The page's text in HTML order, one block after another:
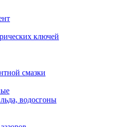
ключей
смазки
водосгоны